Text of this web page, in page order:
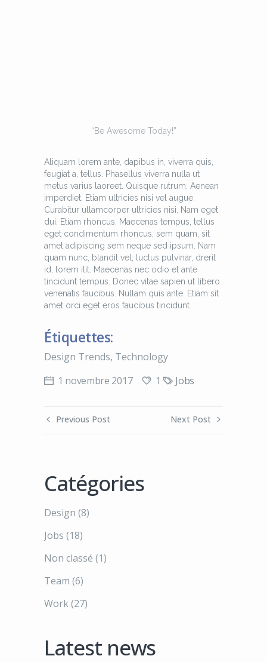
“Be Awesome Today!”
Aliquam lorem ante, dapibus in, viverra quis,
feugiat a, tellus. Phasellus viverra nulla ut
metus varius laoreet. Quisque rutrum. Aenean
imperdiet. Etiam ultricies nisi vel augue.
Curabitur ullamcorper ultricies nisi. Nam eget
dui. Etiam rhoncus. Maecenas tempus, tellus
eget condimentum rhoncus, sem quam, sit
amet adipiscing sem neque sed ipsum. Nam
quam nunc, blandit vel, luctus pulvinar, drerit
id, lorem itit. Maecenas nec odio et ante
tincidunt tempus. Donec vitae sapien ut libero
venenatis faucibus. Nullam quis ante. Etiam sit
amet orci eget eros faucibus tincidunt.
Étiquettes:
Design Trends, Technology
1 novembre 2017
1 Jobs
Previous Post Next Post
Catégories
Design (8)
Jobs (18)
Non classé (1)
Team (6)
Work(27)
Latest news